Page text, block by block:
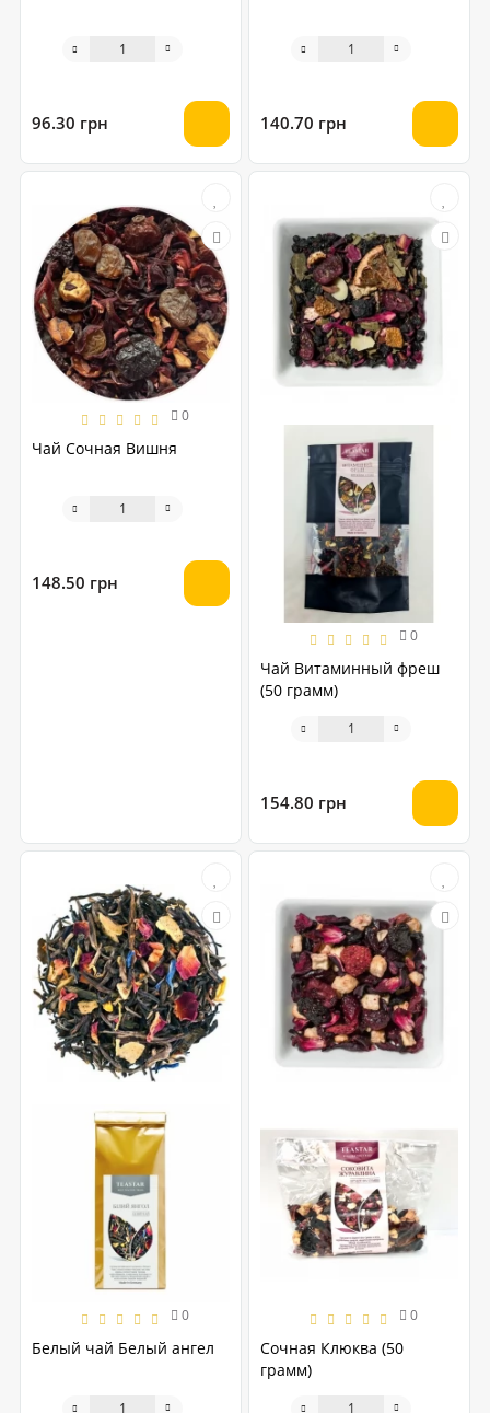
96.30 грн 140.70 грн
0
Чай Сочная Вишня
148.50 грн
0
Чай Витаминный фреш
(50 грамм)
154.80 грн
0
Белый чай Белый ангел
0
Сочная Клюква (50
грамм)